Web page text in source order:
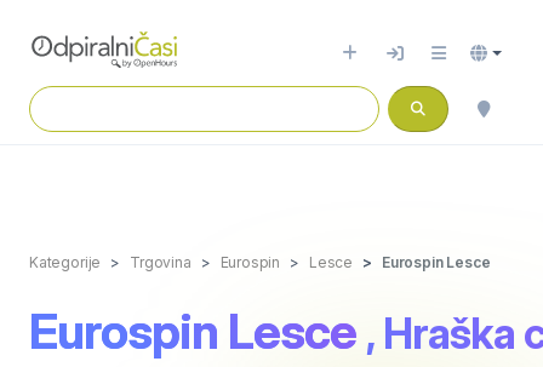
Kategorije Trgovina Eurospin Lesce Eurospin Lesce
Eurospin Lesce , Hraška